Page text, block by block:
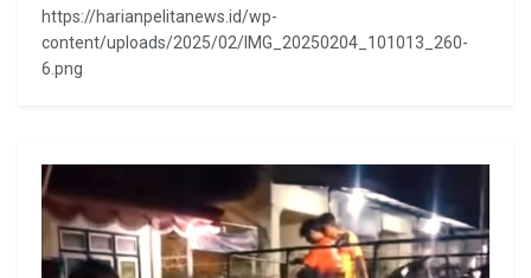
https://harianpelitanews.id/wp-
content/uploads/2025/02/IMG_20250204_101013_260-
6.png